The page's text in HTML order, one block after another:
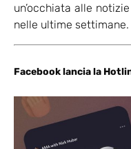
un’occhiata alle
nelle ultime settimane.
Facebook lancia la